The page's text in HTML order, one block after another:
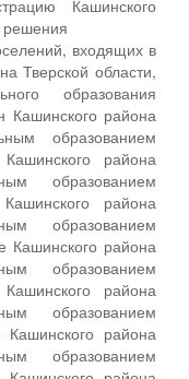
Кашинского
решения
входящих в
Тверской области,
образования
Кашинского района
образованием
района
образованием
района
образованием
Кашинского района
образованием
района
образованием
Кашинского района
образованием